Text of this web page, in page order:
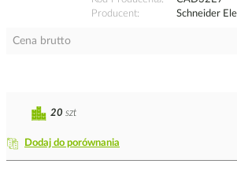
Producent
Schneider
Cena brutto
Dodaj do porównania
20 szt